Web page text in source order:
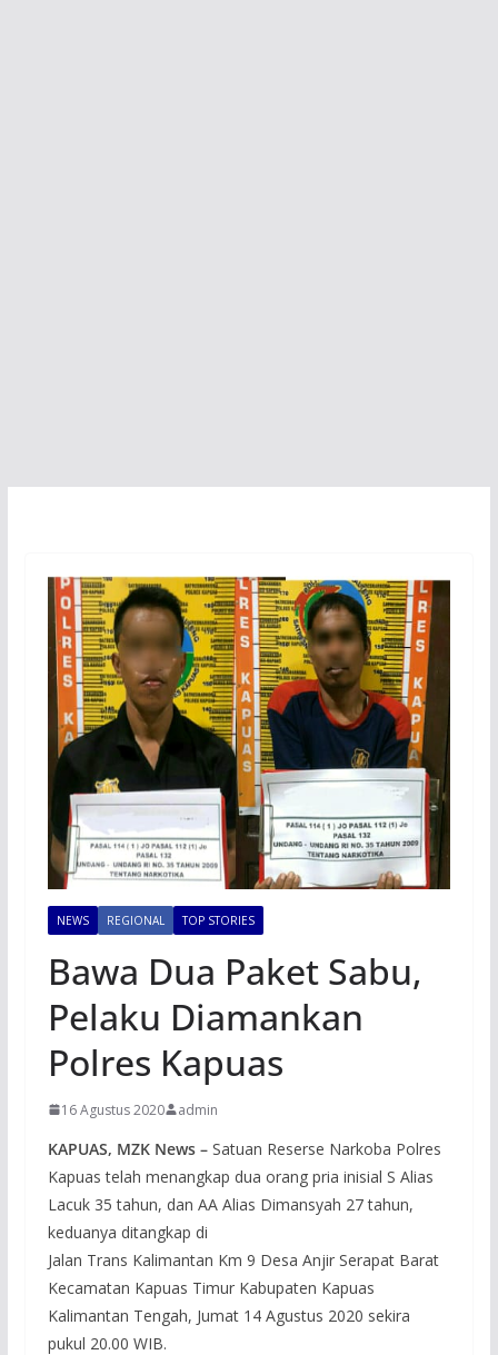
NEWS REGIONAL TOP STORIES
Bawa Dua Paket Sabu,
Pelaku Diamankan
Polres Kapuas
16 Agustus 2020 admin
KAPUAS, MZK News –Satuan Reserse Narkoba Polres
Kapuas telah menangkap dua orang pria inisial S Alias
Lacuk 35 tahun, dan AA Alias Dimansyah 27 tahun,
keduanya ditangkap di
Jalan Trans Kalimantan Km 9 Desa Anjir Serapat Barat
Kecamatan Kapuas Timur Kabupaten Kapuas
Kalimantan Tengah, Jumat 14 Agustus 2020 sekira
pukul 20.00 WIB.